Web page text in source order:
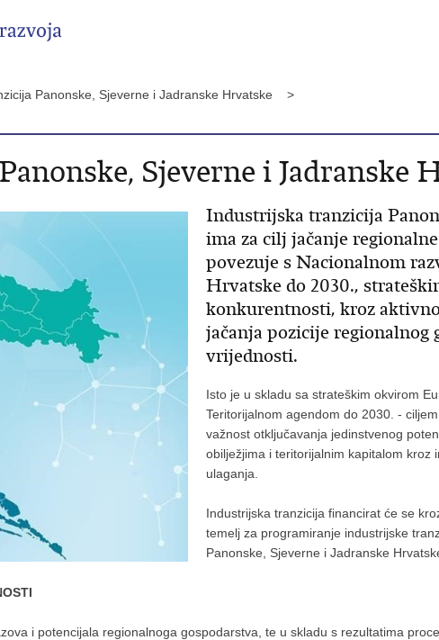
Panonske, Sjeverne i Jadranske Hrvatske >
Sjeverne i Jadranske
Industrijska tranzicija
ima za cilj jačanje
povezuje s Nacionalnom
Hrvatske do 2030.,
konkurentnosti, kroz
jačanja pozicije regionalnog
vrijednosti.
Isto je u skladu sa strateškim okvirom
Teritorijalnom agendom do 2030. -
važnost otključavanja jedinstvenog
obilježjima i teritorijalnim kapitalom kroz
ulaganja.
Industrijska tranzicija financirat će se
temelj za programiranje industrijske
Panonske, Sjeverne i Jadranske
i potencijala regionalnoga gospodarstva, te u skladu s rezultatima